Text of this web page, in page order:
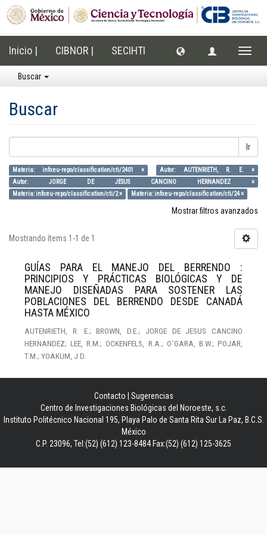
Inicio | CIBNOR | SECIHTI
Buscar
Buscar
Ir
Materia: info:eu-repo/classification/cti/2401 ×
Autor: AUTENRIETH, R. E. ×
Autor: JORGE DE JESUS CANCINO HERNANDEZ ×
Materia: info:eu-repo/classification/cti/2 ×
Materia: info:eu-repo/classification/cti/24 ×
Mostrar filtros avanzados
Mostrando ítems 1-1 de 1
GUÍAS PARA EL MANEJO DEL BERRENDO :
PRINCIPIOS Y PRÁCTICAS BIOLÓGICAS Y DE
MANEJO DISEÑADAS PARA SOSTENER LAS
POBLACIONES DEL BERRENDO DESDE CANADÁ
HASTA MÉXICO
AUTENRIETH, R. E.; BROWN, D.E.; JORGE DE JESUS CANCINO
HERNANDEZ; LEE, R.M.; OCKENFELS, R.A.; O´GARA, B.W.; POJAR,
T.M.; YOAKUM, J.D.
Contacto
Sugerencias
Centro de Investigaciones Biológicas del Noroeste, s.c.
Instituto Politécnico Nacional 195, Playa Palo de Santa Rita Sur La Paz, B.C.S.
México
C.P. 23096, Tel:(52) (612) 123-8484 Fax:(52) (612) 125-3625